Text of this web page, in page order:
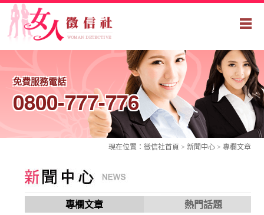
免費服務電話
0800-777-776
現在位置： 徵信社首頁 > 新聞中心 > 專欄文章
專欄文章 熱門話題